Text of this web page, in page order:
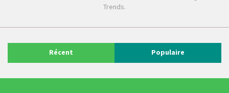
Trends.
Récent Populaire